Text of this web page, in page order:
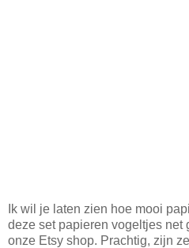
Ik wil je laten zien hoe mooi
deze set papieren vogeltjes net
onze Etsy shop. Prachtig, zijn